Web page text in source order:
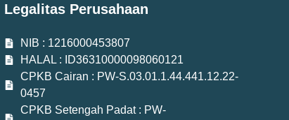
Legalitas Perusahaan
NIB : 1216000453807
HALAL : ID36310000098060121
CPKB Cairan : PW-S.03.01.1.44.441.12.22-
0457
CPKB Setengah Padat : PW-